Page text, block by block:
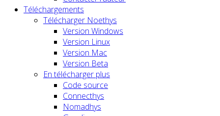
Téléchargements
Télécharger Noethys
Version Windows
Version Linux
Version Mac
Version Beta
En télécharger plus
Code source
Connecthys
Nomadhys